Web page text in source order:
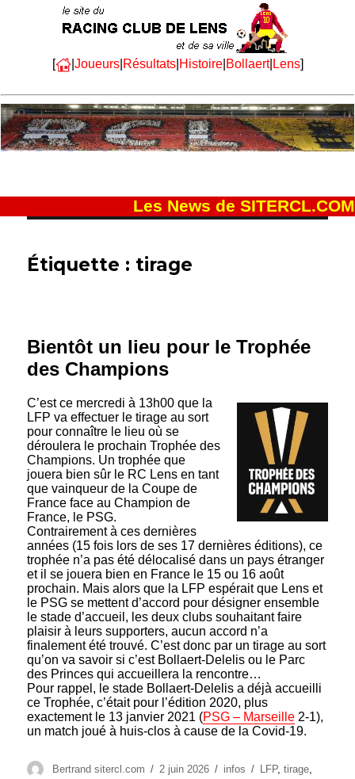
[ | Joueurs| Résultats| Histoire| Bollaert| Lens]
Les News de SITERCL.COM
Étiquette : tirage
Bientôt un lieu pour le Trophée
des Champions
C’est ce mercredi à 13h00 que la
LFP va effectuer le tirage au sort
pour connaître le lieu où se
déroulera le prochain Trophée des
Champions. Un trophée que
jouera bien sûr le RC Lens en tant
que vainqueur de la Coupe de
France face au Champion de
France, le PSG.
Contrairement à ces dernières
années (15 fois lors de ses 17 dernières éditions), ce
trophée n’a pas été délocalisé dans un pays étranger
et il se jouera bien en France le 15 ou 16 août
prochain. Mais alors que la LFP espérait que Lens et
le PSG se mettent d’accord pour désigner ensemble
le stade d’accueil, les deux clubs souhaitant faire
plaisir à leurs supporters, aucun accord n’a
finalement été trouvé. C’est donc par un tirage au sort
qu’on va savoir si c’est Bollaert-Delelis ou le Parc
des Princes qui accueillera la rencontre…
Pour rappel, le stade Bollaert-Delelis a déjà accueilli
ce Trophée, c’était pour l’édition 2020, plus
exactement le 13 janvier 2021 (PSG – Marseille 2-1),
un match joué à huis-clos à cause de la Covid-19.
Auteur
Bertrand sitercl.com
Publié
2 juin 2026 Catégories
infos Étiquettes
LFP,tirage,